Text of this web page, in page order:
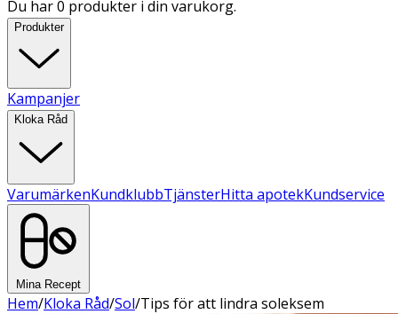
Du har 0 produkter i din varukorg.
Produkter
Kampanjer
Kloka Råd
VarumärkenKundklubbTjänsterHitta apotekKundservice
Mina Recept
Hem/Kloka Råd/Sol/Tips för att lindra soleksem